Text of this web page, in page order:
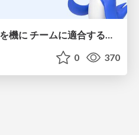
仕様駆動開発へのトライを機に チームに適合する手法を模索し続けている話
0 370